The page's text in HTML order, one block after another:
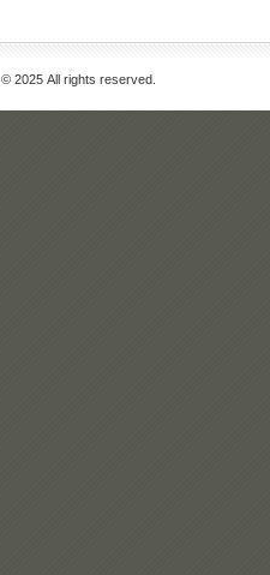
. © 2025 All rights reserved.